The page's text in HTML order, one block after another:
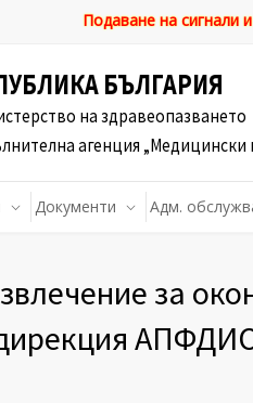
Подаване на сигнали
БЪЛГАРИЯ
на здравеопазването
агенция „Медицински
Документи Адм.
за